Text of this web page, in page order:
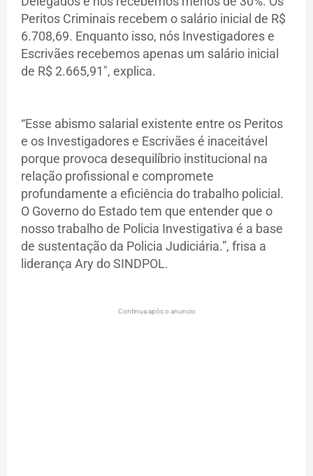
Peritos Criminais recebem o salário inicial de R$
6.708,69. Enquanto isso, nós Investigadores e
Escrivães recebemos apenas um salário inicial
de R$ 2.665,91", explica.
“Esse abismo salarial existente entre os Peritos
e os Investigadores e Escrivães é inaceitável
porque provoca desequilíbrio institucional na
relação profissional e compromete
profundamente a eficiência do trabalho policial.
O Governo do Estado tem que entender que o
nosso trabalho de Policia Investigativa é a base
de sustentação da Policia Judiciária.”, frisa a
liderança Ary do SINDPOL.
Continua após o anuncio